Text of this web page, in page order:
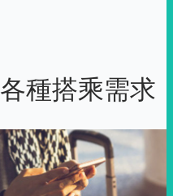
種搭乘需求